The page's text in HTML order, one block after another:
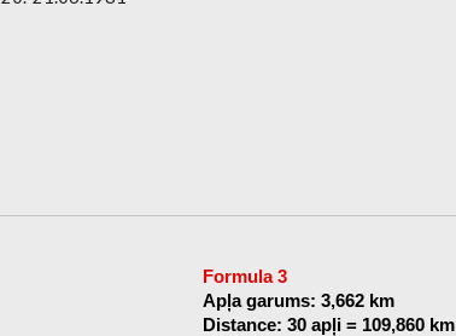
Formula 3
Apļa garums: 3,662 km
Distance: 30 apļi = 109,860 km